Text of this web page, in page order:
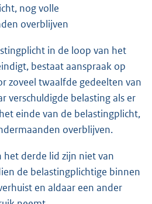
nog volle
overblijven
in de loop van het
bestaat aanspraak op
zoveel twaalfde gedeelten van
verschuldigde belasting als er
einde van de belastingplicht,
overblijven.
het derde lid zijn niet van
de belastingplichtige binnen
en aldaar een ander